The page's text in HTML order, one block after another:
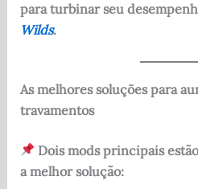
para turbinar seu
Wilds.
As melhores soluções para
travamentos
Dois mods principais
a melhor solução: